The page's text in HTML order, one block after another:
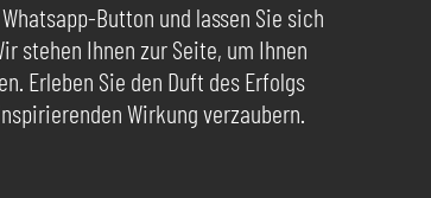
Button und lassen Sie sich
stehen Ihnen zur Seite, um Ihnen
Erleben Sie den Duft des Erfolgs
Wirkung verzaubern.